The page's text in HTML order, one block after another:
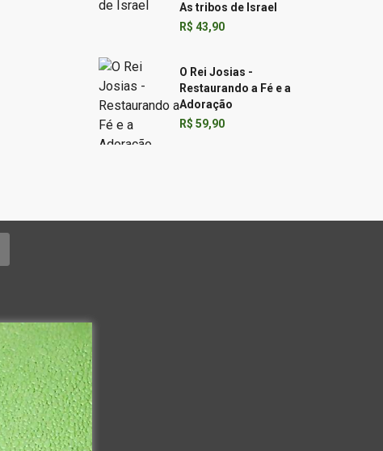
As tribos de Israel
R$ 43,90
O Rei Josias -
Restaurando a Fé e a
Adoração
R$ 59,90